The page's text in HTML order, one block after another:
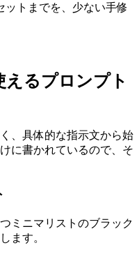
ットまでを、少ない手修
るプロンプト
、具体的な指示文から始
に書かれているので、そ
ミニマリストのブラック
ます。